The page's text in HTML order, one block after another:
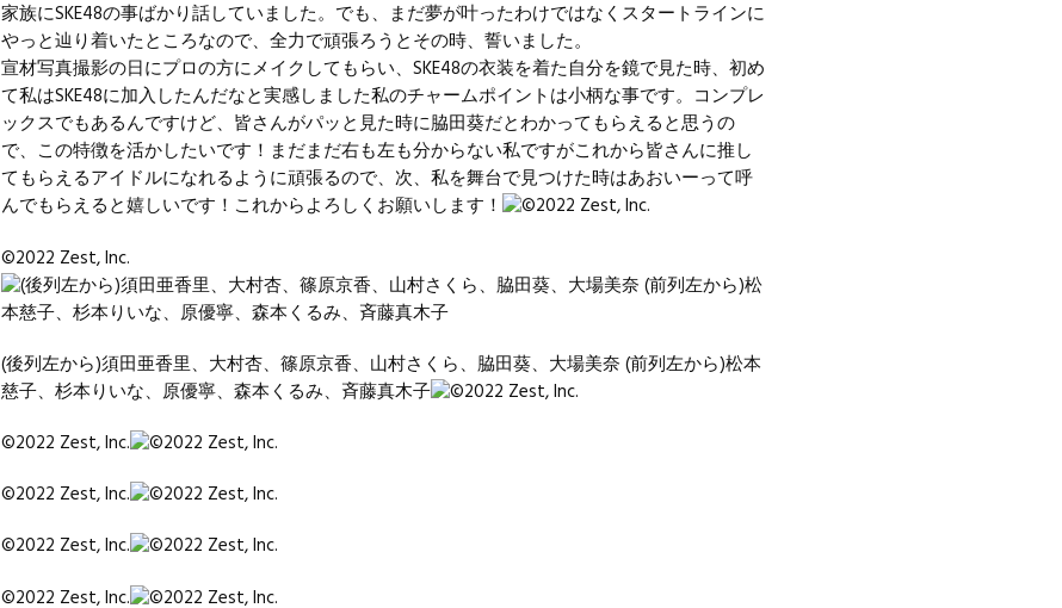
家族にSKE48の事ばかり話していました。でも、まだ夢が叶ったわけではなくスタートラインに
やっと辿り着いたところなので、全力で頑張ろうとその時、誓いました。
宣材写真撮影の日にプロの方にメイクしてもらい、SKE48の衣装を着た自分を鏡で見た時、初め
て私はSKE48に加入したんだなと実感しました私のチャームポイントは小柄な事です。コンプレ
ックスでもあるんですけど、皆さんがパッと見た時に脇田葵だとわかってもらえると思うの
で、この特徴を活かしたいです！まだまだ右も左も分からない私ですがこれから皆さんに推し
てもらえるアイドルになれるように頑張るので、次、私を舞台で見つけた時はあおいーって呼
んでもらえると嬉しいです！これからよろしくお願いします！
©2022 Zest, Inc.
(後列左から)須田亜香里、大村杏、篠原京香、山村さくら、脇田葵、大場美奈 (前列左から)松本
慈子、杉本りいな、原優寧、森本くるみ、斉藤真木子
©2022 Zest, Inc.
©2022 Zest, Inc.
©2022 Zest, Inc.
©2022 Zest, Inc.